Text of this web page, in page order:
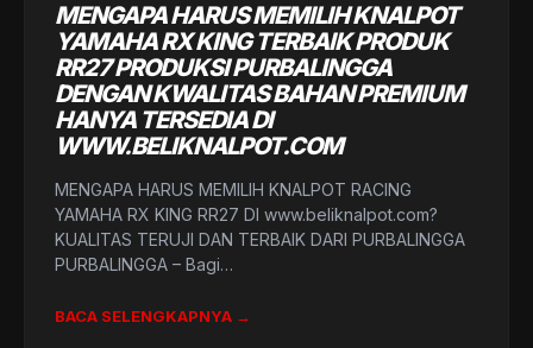
MENGAPA HARUS MEMILIH KNALPOT
YAMAHA RX KING TERBAIK PRODUK
RR27 PRODUKSI PURBALINGGA
DENGAN KWALITAS BAHAN PREMIUM
HANYA TERSEDIA DI
WWW.BELIKNALPOT.COM
MENGAPA HARUS MEMILIH KNALPOT RACING
YAMAHA RX KING RR27 DI www.beliknalpot.com?
KUALITAS TERUJI DAN TERBAIK DARI PURBALINGGA
PURBALINGGA – Bagi…
BACA SELENGKAPNYA →